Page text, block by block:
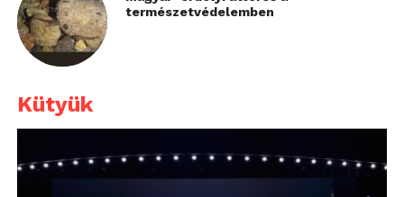
természetvédelemben
Kütyük